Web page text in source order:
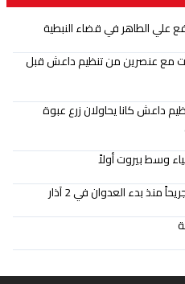
الطاهر في قضاء النبطية
مع عنصرين من تنظيم داعش قبل
داعش كانا يحاولان زرع عبوة
وسط بيروت أولاً